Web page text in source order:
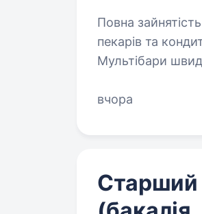
Повна зайнятість. Досвід
пекарів та
Мультібари
вчора
Старший